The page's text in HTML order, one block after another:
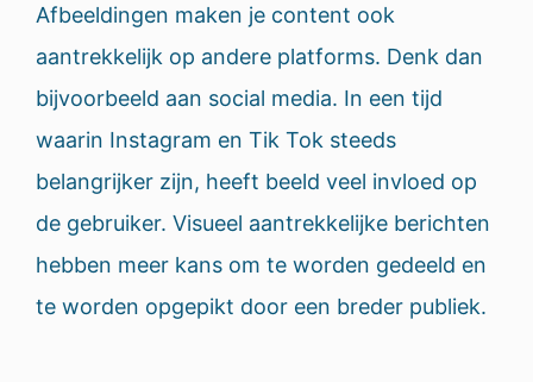
Afbeeldingen maken je content ook
aantrekkelijk op andere platforms. Denk dan
bijvoorbeeld aan social media. In een tijd
waarin Instagram en Tik Tok steeds
belangrijker zijn, heeft beeld veel invloed op
de gebruiker. Visueel aantrekkelijke berichten
hebben meer kans om te worden gedeeld en
te worden opgepikt door een breder publiek.